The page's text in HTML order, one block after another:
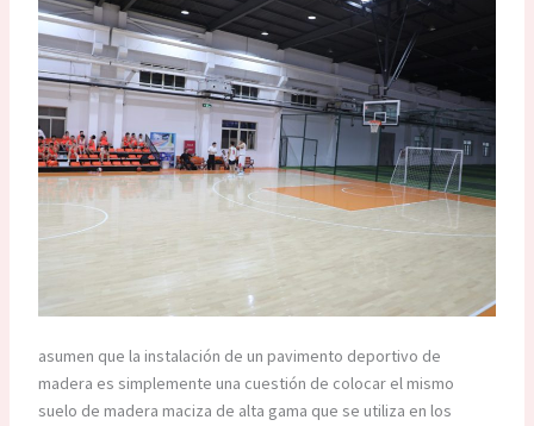
asumen que la instalación de un pavimento deportivo de
madera es simplemente una cuestión de colocar el mismo
suelo de madera maciza de alta gama que se utiliza en los